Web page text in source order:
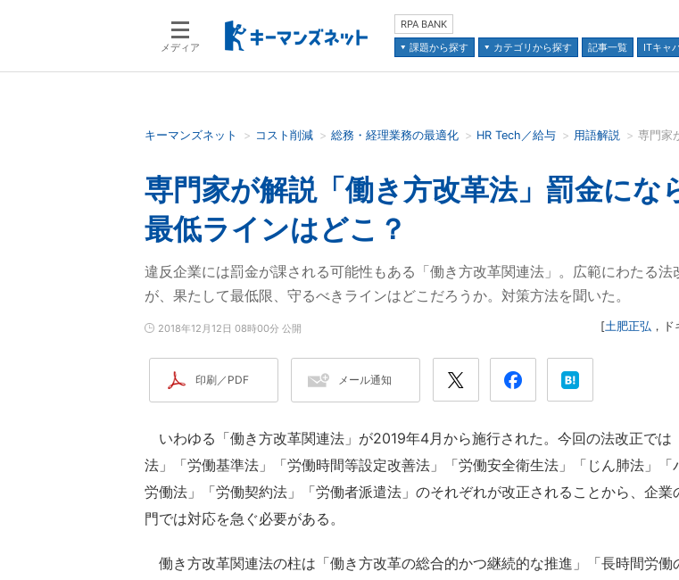
メディア
RPA BANK
課題から探す
カテゴリから探す 記事一覧 ITキャ
検索語を入力してください
キーマンズネット コスト削減 総務・経理業務の最適化 HR Tech／給与 用語解説 専門家
専門家が解説「働き方改革法」罰金にな
最低ラインはどこ？
違反企業には罰金が課される可能性もある「働き方改革関連法」。広範にわたる法
が、果たして最低限、守るべきラインはどこだろうか。対策方法を聞いた。
2018年12月12日 08時00分 公開 [土肥正弘 ，
印刷／PDF メール通知
いわゆる「働き方改革関連法」が2019年4月から施行された。今回の法改正では
法」「労働基準法」「労働時間等設定改善法」「労働安全衛生法」「じん肺法」「
労働法」「労働契約法」「労働者派遣法」のそれぞれが改正されることから、企業
門では対応を急ぐ必要がある。
働き方改革関連法の柱は「働き方改革の総合的かつ継続的な推進」「長時間労働